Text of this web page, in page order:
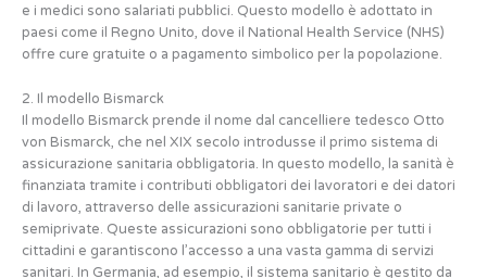
e i medici sono salariati pubblici. Questo modello è adottato in
paesi come il Regno Unito, dove il National Health Service (NHS)
offre cure gratuite o a pagamento simbolico per la popolazione.
2. Il modello Bismarck
Il modello Bismarck prende il nome dal cancelliere tedesco Otto
von Bismarck, che nel XIX secolo introdusse il primo sistema di
assicurazione sanitaria obbligatoria. In questo modello, la sanità è
finanziata tramite i contributi obbligatori dei lavoratori e dei datori
di lavoro, attraverso delle assicurazioni sanitarie private o
semiprivate. Queste assicurazioni sono obbligatorie per tutti i
cittadini e garantiscono l’accesso a una vasta gamma di servizi
sanitari. In Germania, ad esempio, il sistema sanitario è gestito da